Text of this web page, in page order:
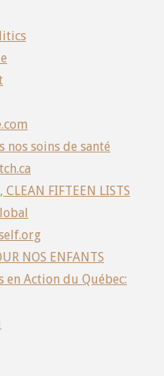
nos soins de santé
CLEAN FIFTEEN LISTS
NOS ENFANTS
en Action du Québec: